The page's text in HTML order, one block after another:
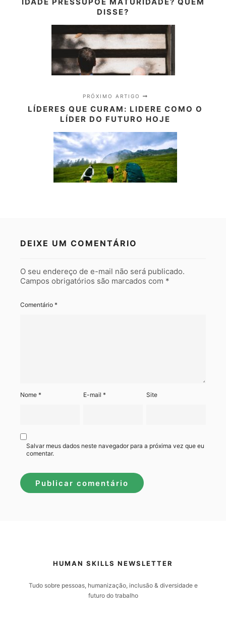
DISSE?
PRÓXIMO ARTIGO
LÍDERES QUE CURAM: LIDERE COMO O
LÍDER DO FUTURO HOJE
DEIXE UM COMENTÁRIO
O seu endereço de e-mail não será publicado.
Campos obrigatórios são marcados com *
Comentário *
Nome * E-mail* Site
Salvar meus dados neste navegador para a próxima vez que eu
comentar.
HUMAN SKILLS NEWSLETTER
Tudo sobre pessoas, humanização, inclusão & diversidade e
futuro do trabalho